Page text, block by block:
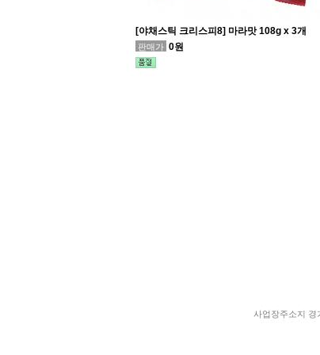
[야채스틱 크리스피8] 마라맛 108g x 3개
판매가 0원
사업장주소지 경